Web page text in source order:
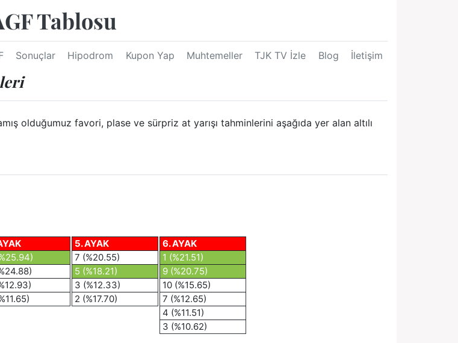
Tablosu
Sonuçlar Hipodrom Kupon Yap Muhtemeller TJK TV İzle Blog İletişim
olduğumuz favori, plase ve sürpriz at yarışı tahminlerini aşağıda yer alan altılı
5. AYAK
7 (%20.55)
5 (%18.21)
3 (%12.33)
2 (%17.70)
6. AYAK
1 (%21.51)
9 (%20.75)
10 (%15.65)
7 (%12.65)
4 (%11.51)
3 (%10.62)